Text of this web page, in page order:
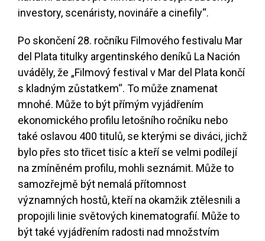
investory, scenáristy, novináře a cinefily“.
Po skončení 28. ročníku Filmového festivalu Mar
del Plata titulky argentinského deníků La Nación
uváděly, že „Filmový festival v Mar del Plata končí
s kladným zůstatkem“. To může znamenat
mnohé. Může to být přímým vyjádřením
ekonomického profilu letošního ročníku nebo
také oslavou 400 titulů, se kterými se diváci, jichž
bylo přes sto třicet tisíc a kteří se velmi podílejí
na zmíněném profilu, mohli seznámit. Může to
samozřejmě být nemalá přítomnost
významných hostů, kteří na okamžik ztělesnili a
propojili linie světových kinematografií. Může to
být také vyjádřením radosti nad množstvím